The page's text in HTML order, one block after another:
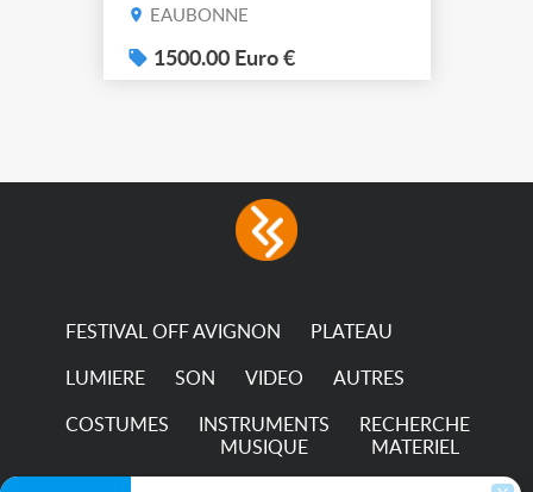
de filtre filtre Lustr Selador
system – seven colour
LEDs providing the
consumption The
permanence of a 50,000-
EAUBONNE
1500.00 Euro €
FESTIVAL OFF AVIGNON PLATEAU
LUMIERE SON VIDEO AUTRES
COSTUMES
INSTRUMENTS
MUSIQUE
RECHERCHE
MATERIEL